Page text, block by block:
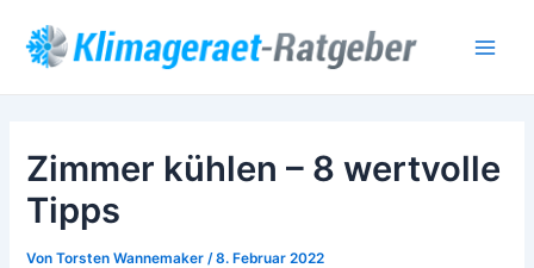
Inhalt
springen
Zimmer kühlen – 8 wertvolle
Tipps
VonTorsten Wannemaker /8. Februar 2022
navigation